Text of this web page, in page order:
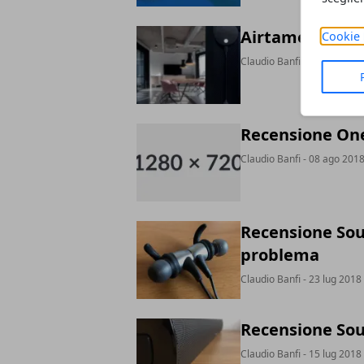
Cookie
Airtame lancia
Claudio Banfi - 29 ott 2018
Recensione
Claudio Banfi - 08 ago 2018
Recensione
problema
Claudio Banfi - 23 lug 2018
Recensione
Claudio Banfi - 15 lug 2018